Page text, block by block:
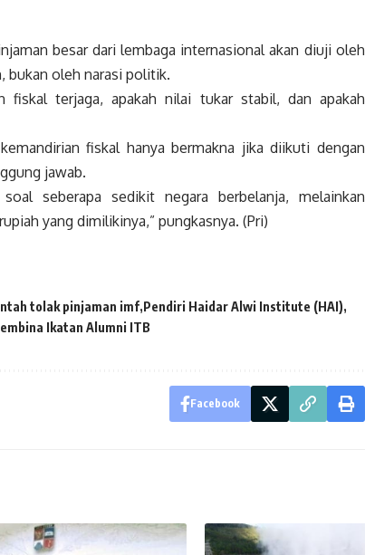
besar dari lembaga internasional akan diuji oleh
bukan oleh narasi politik.
fiskal terjaga, apakah nilai tukar stabil, dan apakah
fiskal hanya bermakna jika diikuti dengan
jawab.
seberapa sedikit negara berbelanja, melainkan
yang dimilikinya,” pungkasnya. (Pri)
tolak pinjaman imf Pendiri Haidar Alwi Institute (HAI)
Ikatan Alumni ITB
Facebook